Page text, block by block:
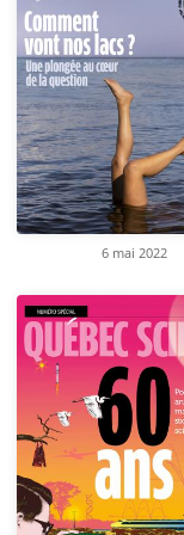
6 mai 2022